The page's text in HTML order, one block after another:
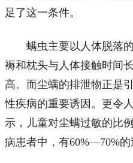
足了这一条件。
螨虫主要以人体脱落
褥和枕头与人体接触时间
高。而尘螨的排泄物正是
性疾病的重要诱因。更令
示，儿童对尘螨过敏的比
病患者中，有60%—70%的